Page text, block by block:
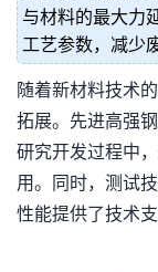
与材料的最大力
工艺参数，减少
随着新材料技术
拓展。先进高强
研究开发过程中
用。同时，测试
性能提供了技术支